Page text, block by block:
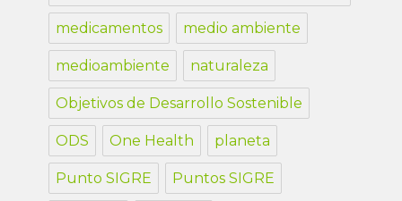
medicamentos medio ambiente
medioambiente naturaleza
Objetivos de Desarrollo Sostenible
ODS One Health planeta
Punto SIGRE Puntos SIGRE